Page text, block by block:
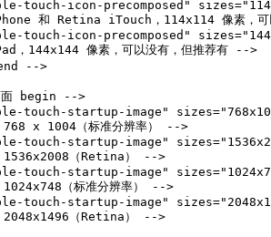
touch-icon-precomposed" sizes=
和 Retina iTouch，114x114 像素，可
touch-icon-precomposed" sizes=
144x144 像素，可以没有，但推荐有 -->
-->
面 begin -->
touch-startup-image" sizes=
x 1004（标准分辨率） -->
touch-startup-image" sizes=
（Retina） -->
touch-startup-image" sizes=
（标准分辨率） -->
touch-startup-image" sizes=
（Retina） -->